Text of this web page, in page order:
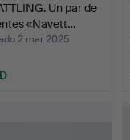
Un par de
«Navett…
2 mar 2025